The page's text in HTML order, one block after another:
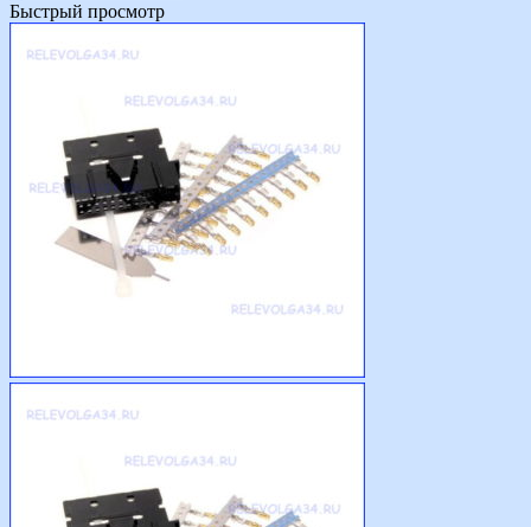
Быстрый просмотр